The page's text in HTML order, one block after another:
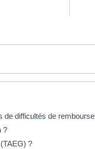
de difficultés de
?
?